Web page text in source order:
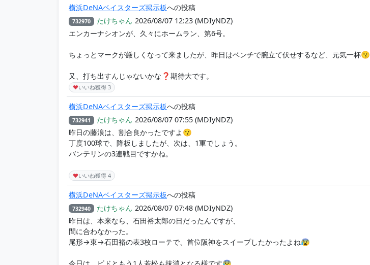
横浜DeNAベイスターズ掲示板への投稿
732970 たけちゃん 2026/08/07 12:23 (MDIyNDZ)
エンカーナシオンが、久々にホームラン、第6号。
ちょっとマークが厳しくなって来ましたが、昨日はベンチで腕立て伏せするなど、元気一杯😗
又、打ち出すんじゃないかな❓期待大です。
♥いいね獲得3
横浜DeNAベイスターズ掲示板への投稿
732941 たけちゃん 2026/08/07 07:55 (MDIyNDZ)
昨日の藤浪は、割合良かったですよ😗
丁度100球で、降板しましたが、次は、1軍でしょう。
バンテリンの3連戦目ですかね。
♥いいね獲得4
横浜DeNAベイスターズ掲示板への投稿
732940 たけちゃん 2026/08/07 07:48 (MDIyNDZ)
昨日は、本来なら、石田裕太郎の日だったんですが、
間に合わなかった。
尾形→東→石田裕の表3枚ローテで、首位阪神をスイープしたかったよね😰